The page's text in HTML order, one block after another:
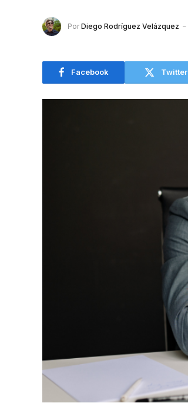
Por Diego Rodríguez Velázquez
Facebook Twitter